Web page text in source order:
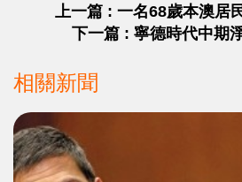
上一篇 : 一名68歲本澳居
下一篇 : 寧德時代中期
相關新聞